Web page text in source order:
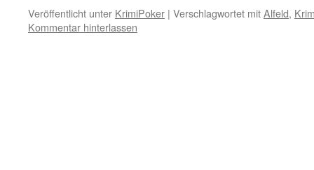
Veröffentlicht unter KrimiPoker | Verschlagwortet mitAlfeld,
Kommentar hinterlassen